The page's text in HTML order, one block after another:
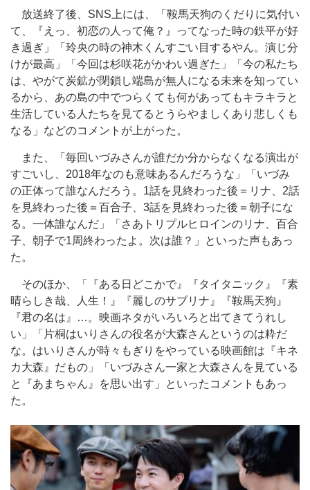
放送終了後、SNS上には、「鞍馬天狗のくだりに気付い
て、『えっ、初恋の人って俺？』ってなった時の鉄平が好
き過ぎ」「玲央の時の神木くんすごい目するやん。演じ分
けが最高」「今回は杉咲花がかわい過ぎた」「今の私たち
は、やがて炭鉱が閉鎖し端島が無人になる未来を知ってい
るから、あの島の中でつらくても何があってもキラキラと
生活している人たちを見てるとうらやましくあり悲しくも
なる」などのコメントが上がった。
また、「毎回いづみさんが誰だか分からなくなる演出が
すごいし、2018年なのも意味あるんだろうな」「いづみ
の正体って誰なんだろう。1話を見終わった後＝リナ、2話
を見終わった後＝百合子、3話を見終わった後＝朝子にな
る。一体誰なんだ」「さあトリプルヒロインのリナ、百合
子、朝子で1周終わったよ。次は誰？」といった声もあっ
た。
そのほか、「『ある日どこかで』『タイタニック』『素
晴らしき哉、人生！』『麗しのサブリナ』『鞍馬天狗』
『君の名は』…。映画ネタがいろいろと出てきてうれし
い」「片桐はいりさんの役名が大森さんというのは粋だ
な。はいりさんが時々もぎりをやっている映画館は『キネ
カ大森』だもの」「いづみさん一家と大森さんを見ている
と『あまちゃん』を思い出す」といったコメントもあっ
た。